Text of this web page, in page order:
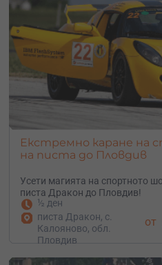
Екстремно каране на
на писта до Пловдив
Усети магията на спортното
писта Дракон до Пловдив!
½ ден
писта Дракон, с.
Калояново, обл.
Пловдив
от